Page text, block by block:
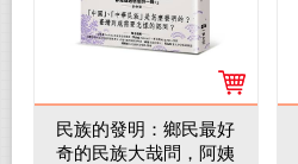
民族的發明：鄉民最好
奇的民族大哉問，阿姨